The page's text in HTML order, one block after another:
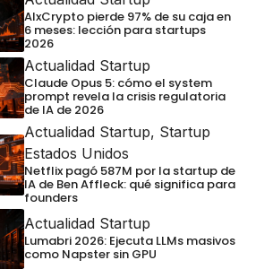
AIxCrypto pierde 97% de su caja en
6 meses: lección para startups
2026
Actualidad Startup
Claude Opus 5: cómo el system
prompt revela la crisis regulatoria
de IA de 2026
Actualidad Startup, Startup
Estados Unidos
Netflix pagó 587M por la startup de
IA de Ben Affleck: qué significa para
founders
Actualidad Startup
Lumabri 2026: Ejecuta LLMs masivos
como Napster sin GPU